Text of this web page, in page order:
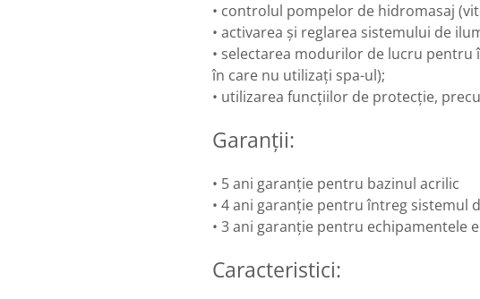
• controlul pompelor de hidromasaj
• activarea și reglarea sistemului de
• selectarea modurilor de lucru
în care nu utilizați spa-ul);
• utilizarea funcțiilor de protecție,
Garanții:
• 5 ani garanție pentru bazinul acrilic
• 4 ani garanție pentru întreg sistemul
• 3 ani garanție pentru echipamentele
Caracteristici: